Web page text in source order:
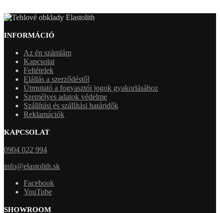
INFORMÁCIÓ
Az én számlám
Kapcsolat
Feltételek
Elállás a szerződéstől
Útmutató a fogyasztói jogok gyakorlásához
Személyes adatok védelme
Szállítási és szállítási határidők
Reklamációk
KAPCSOLAT
0904 022 994
info@elastolith.sk
Facebook
YouTube
SHOWROOM